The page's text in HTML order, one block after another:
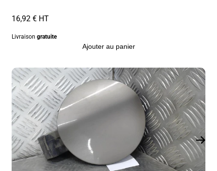
16,92 € HT
Livraison gratuite
Ajouter au panier